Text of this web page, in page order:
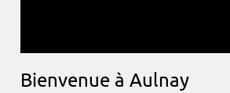
Bienvenue à Aulnay